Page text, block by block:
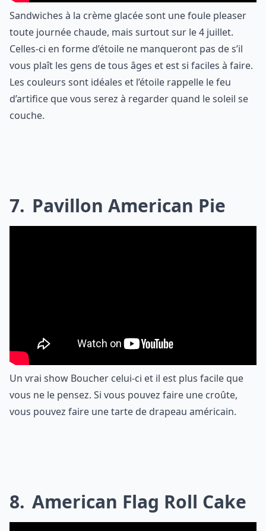
Sandwiches à la crème glacée sont une foule pleaser
toute journée chaude, mais surtout sur le 4 juillet.
Celles-ci en forme d’étoile ne manqueront pas de s’il
vous plaît les gens de tous âges et est si faciles à faire.
Les couleurs sont idéales et l’étoile rappelle le feu
d’artifice que vous serez à regarder quand le soleil se
couche.
7 Pavillon American Pie
Un vrai show Boucher celui-ci et il est plus facile que
vous ne le pensez. Si vous pouvez faire une croûte,
vous pouvez faire une tarte de drapeau américain.
8 American Flag Roll Cake